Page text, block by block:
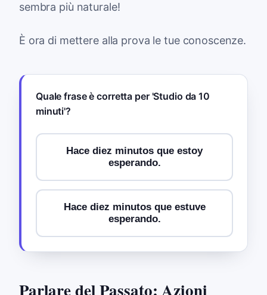
sembra più naturale!
È ora di mettere alla prova le tue conoscenze.
Quale frase è corretta per 'Studio da 10
minuti'?
Hace diez minutos que estoy
esperando.
Hace diez minutos que estuve
esperando.
Parlare del Passato: Azioni